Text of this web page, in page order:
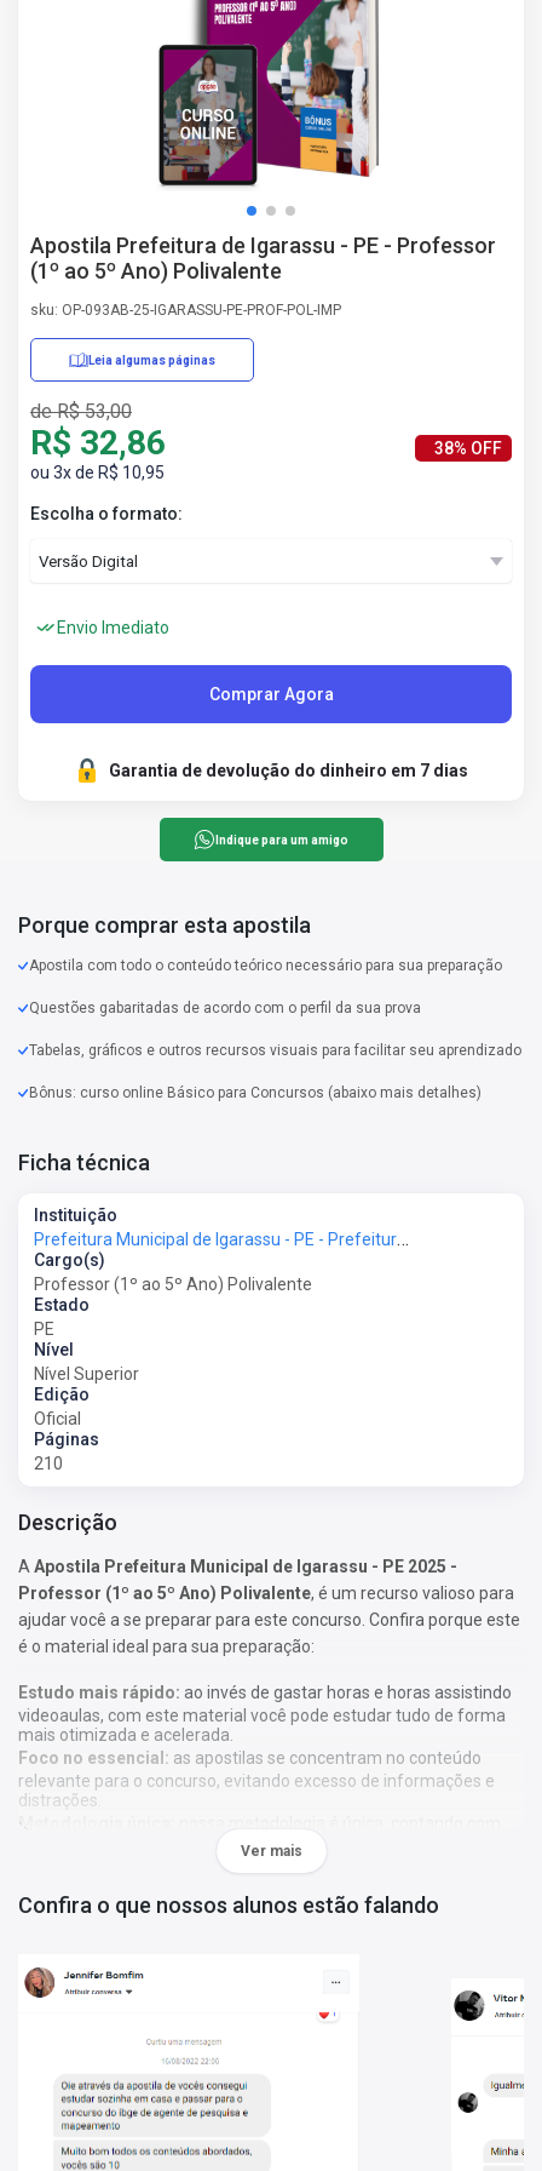
Apostila Prefeitura de Igarassu - PE - Professor
(1º ao 5º Ano) Polivalente
sku: OP-093AB-25-IGARASSU-PE-PROF-POL-IMP
Leia algumas páginas
de R$ 53,00
R$ 32,86
ou 3x de R$ 10,95
38% OFF
Escolha o formato:
Envio Imediato
Comprar Agora
Garantia de devolução do dinheiro em 7 dias
Indique para um amigo
Porque comprar esta apostila
Apostila com todo o conteúdo teórico necessário para sua preparação
Questões gabaritadas de acordo com o perfil da sua prova
Tabelas, gráficos e outros recursos visuais para facilitar seu aprendizado
Bônus: curso online Básico para Concursos (abaixo mais detalhes)
Ficha técnica
Instituição
Prefeitura Municipal de Igarassu - PE - Prefeitura de Igarassu - PE
Cargo(s)
Professor (1º ao 5º Ano) Polivalente
Estado
PE
Nível
Nível Superior
Edição
Oficial
Páginas
210
Descrição
A Apostila Prefeitura Municipal de Igarassu - PE 2025 -
Professor (1º ao 5º Ano) Polivalente, é um recurso valioso para
ajudar você a se preparar para este concurso. Confira porque este
é o material ideal para sua preparação:
Estudo mais rápido: ao invés de gastar horas e horas assistindo
videoaulas, com este material você pode estudar tudo de forma
mais otimizada e acelerada.
Foco no essencial: as apostilas se concentram no conteúdo
relevante para o concurso, evitando excesso de informações e
distrações.
Metodologia única:
diversos recursos de aprendizagem que irão acelerar seu
aprendizado, gráficos, tabelas e destaques do que é mais
com o edital 001/2025, por professores especializados em cada
matéria e com larga experiência em concursos.
As apostilas não seguem, obrigatoriamente, a
bibliografia indicada no edital. Os conteúdos são tratados com
base em referências teóricas amplas e na experiência dos
autores responsáveis pela elaboração do material.
Ver mais
Confira o que nossos alunos estão falando